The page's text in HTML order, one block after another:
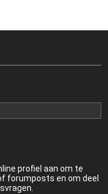
profiel aan om te
forumposts en om deel